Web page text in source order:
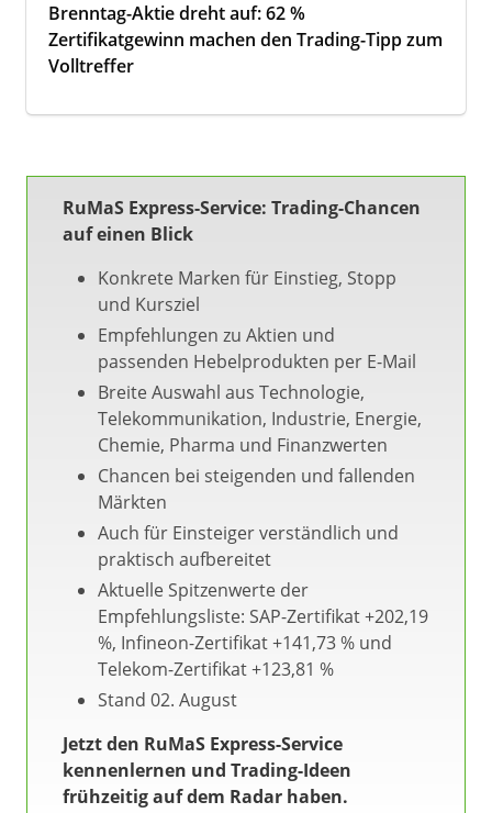
Brenntag-Aktie dreht auf: 62 %
Zertifikatgewinn machen den Trading-Tipp zum
Volltreffer
RuMaS Express-Service: Trading-Chancen
auf einen Blick
Konkrete Marken für Einstieg, Stopp
und Kursziel
Empfehlungen zu Aktien und
passenden Hebelprodukten per E-Mail
Breite Auswahl aus Technologie,
Telekommunikation, Industrie, Energie,
Chemie, Pharma und Finanzwerten
Chancen bei steigenden und fallenden
Märkten
Auch für Einsteiger verständlich und
praktisch aufbereitet
Aktuelle Spitzenwerte der
Empfehlungsliste: SAP-Zertifikat +202,19
%, Infineon-Zertifikat +141,73 % und
Telekom-Zertifikat +123,81 %
Stand 02. August
Jetzt den RuMaS Express-Service
kennenlernen und Trading-Ideen
frühzeitig auf dem Radar haben.